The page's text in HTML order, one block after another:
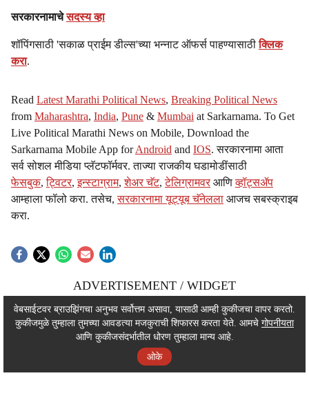
सरकारनामाचेसदस्य व्हा
शॉपिंगसाठी 'सकाळ प्राईम डील्स'च्या भन्नाट ऑफर्स पाहण्यासाठीक्लिक
करा.
Read Latest Marathi Political News, Breaking Political News
from Maharashtra, India, Pune & Mumbai at Sarkarnama. To Get
Live Political Marathi News on Mobile, Download the
Sarkarnama Mobile App forAndroid and IOS. सरकारनामा आता
सर्व सोशल मीडिया प्लॅटफॉर्मवर. ताज्या राजकीय घडामोडींसाठी
फेसबुक,ट्विटर,इन्स्टाग्राम,शेअर चॅट,टेलिग्रामवर आणिव्हॉट्सॲप
आम्हाला फॉलो करा. तसेच,सरकारनामा यूट्यूब चॅनेलला आजच सबस्क्राइब
करा.
ADVERTISEMENT / WIDGET
ADVERTISEMENT / WIDGET
ADVERTISEMENT / WIDGET
वेबसाईटवर ब्राउझिंगचा अनुभव सर्वोत्तम असावा, यासाठी आम्ही कुकीजचा वापर करतो.
कुकीजमुळे तुम्हाला तुमच्या आवडत्या मजकुराची शिफारस करता येते. आमचे गोपनीयता
आणि कुकीजसंदर्भातील धोरण तुम्हाला मान्य आहे.
ओके